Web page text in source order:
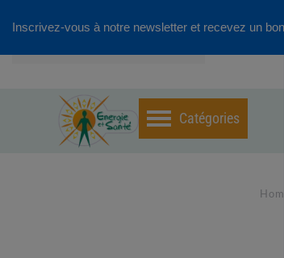
Inscrivez-vous à notre newsletter et recevez un
Home